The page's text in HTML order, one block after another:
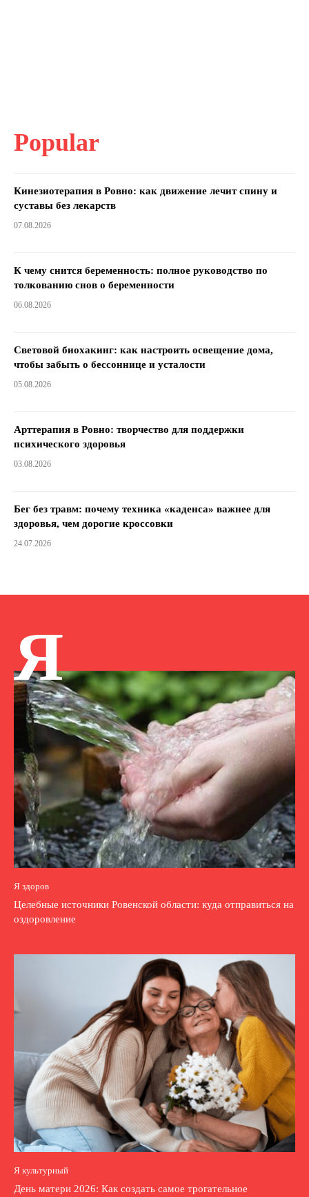
Popular
Кинезиотерапия в Ровно: как движение лечит спину и
суставы без лекарств
07.08.2026
К чему снится беременность: полное руководство по
толкованию снов о беременности
06.08.2026
Световой биохакинг: как настроить освещение дома,
чтобы забыть о бессоннице и усталости
05.08.2026
Арттерапия в Ровно: творчество для поддержки
психического здоровья
03.08.2026
Бег без травм: почему техника «каденса» важнее для
здоровья, чем дорогие кроссовки
24.07.2026
Я
Я здоров
Целебные источники Ровенской области: куда отправиться на
оздоровление
Я культурный
День матери 2026: Как создать самое трогательное